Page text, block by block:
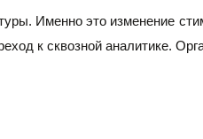
Именно это изменение
к сквозной аналитике.